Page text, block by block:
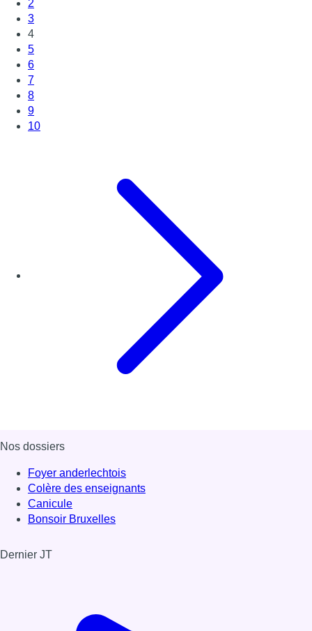
2
3
4
5
6
7
8
9
10
Nos dossiers
Foyer anderlechtois
Colère des enseignants
Canicule
Bonsoir Bruxelles
Dernier JT